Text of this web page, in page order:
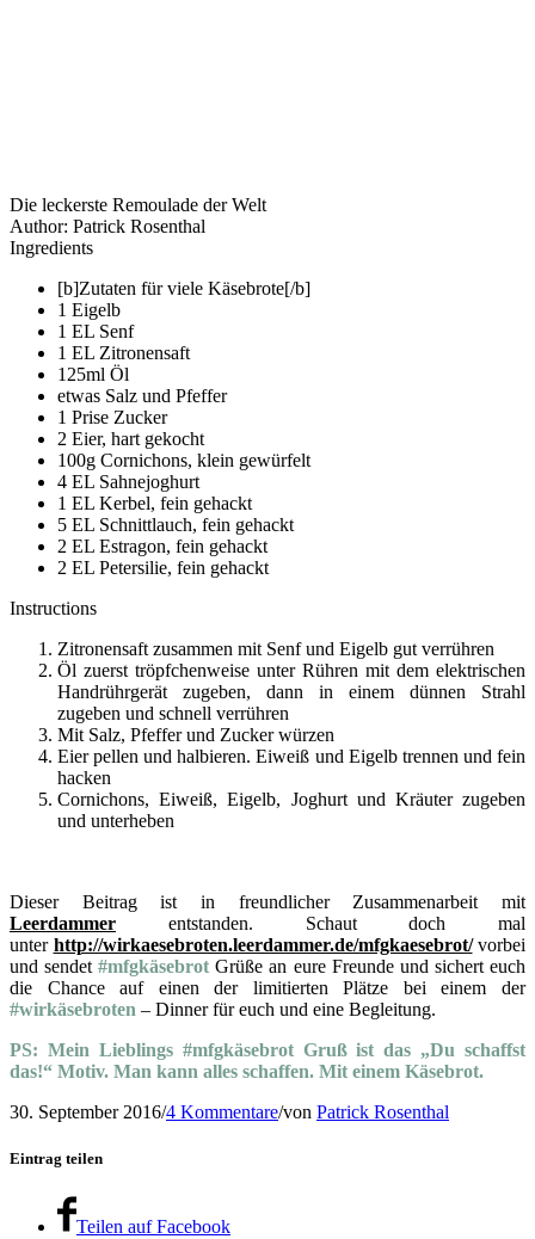
Die leckerste Remoulade der Welt
Author: Patrick Rosenthal
Ingredients
[b]Zutaten für viele Käsebrote[/b]
1 Eigelb
1 EL Senf
1 EL Zitronensaft
125ml Öl
etwas Salz und Pfeffer
1 Prise Zucker
2 Eier, hart gekocht
100g Cornichons, klein gewürfelt
4 EL Sahnejoghurt
1 EL Kerbel, fein gehackt
5 EL Schnittlauch, fein gehackt
2 EL Estragon, fein gehackt
2 EL Petersilie, fein gehackt
Instructions
Zitronensaft zusammen mit Senf und Eigelb gut verrühren
Öl zuerst tröpfchenweise unter Rühren mit dem elektrischen
Handrührgerät zugeben, dann in einem dünnen Strahl
zugeben und schnell verrühren
Mit Salz, Pfeffer und Zucker würzen
Eier pellen und halbieren. Eiweiß und Eigelb trennen und fein
hacken
Cornichons, Eiweiß, Eigelb, Joghurt und Kräuter zugeben
und unterheben
Dieser Beitrag ist in freundlicher Zusammenarbeit mit
Leerdammer
entstanden. Schaut doch mal
unter http://wirkaesebroten.leerdammer.de/mfgkaesebrot/vorbei
und sendet#mfgkäsebrot Grüße an eure Freunde und sichert euch
die Chance auf einen der limitierten Plätze bei einem der
#wirkäsebroten – Dinner für euch und eine Begleitung.
PS: Mein Lieblings #mfgkäsebrot Gruß ist das „Du schaffst
das!“ Motiv. Man kann alles schaffen. Mit einem Käsebrot.
30. September 2016/4 Kommentare/von Patrick Rosenthal
Eintrag teilen
Teilen auf Facebook